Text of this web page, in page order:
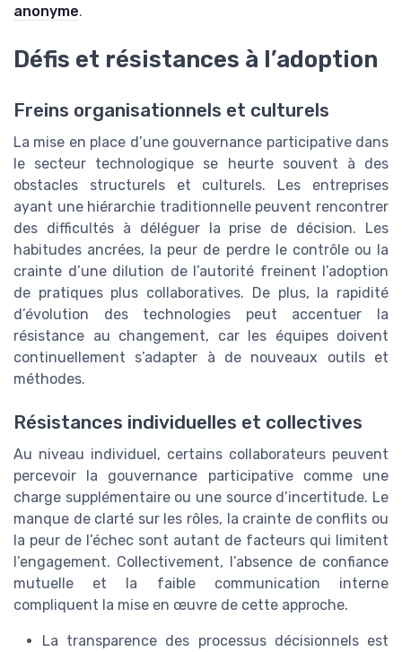
anonyme.
Défis et résistances à l’adoption
Freins organisationnels et culturels
La mise en place d’une gouvernance participative dans
le secteur technologique se heurte souvent à des
obstacles structurels et culturels. Les entreprises
ayant une hiérarchie traditionnelle peuvent rencontrer
des difficultés à déléguer la prise de décision. Les
habitudes ancrées, la peur de perdre le contrôle ou la
crainte d’une dilution de l’autorité freinent l’adoption
de pratiques plus collaboratives. De plus, la rapidité
d’évolution des technologies peut accentuer la
résistance au changement, car les équipes doivent
continuellement s’adapter à de nouveaux outils et
méthodes.
Résistances individuelles et collectives
Au niveau individuel, certains collaborateurs peuvent
percevoir la gouvernance participative comme une
charge supplémentaire ou une source d’incertitude. Le
manque de clarté sur les rôles, la crainte de conflits ou
la peur de l’échec sont autant de facteurs qui limitent
l’engagement. Collectivement, l’absence de confiance
mutuelle et la faible communication interne
compliquent la mise en œuvre de cette approche.
La transparence des processus décisionnels est